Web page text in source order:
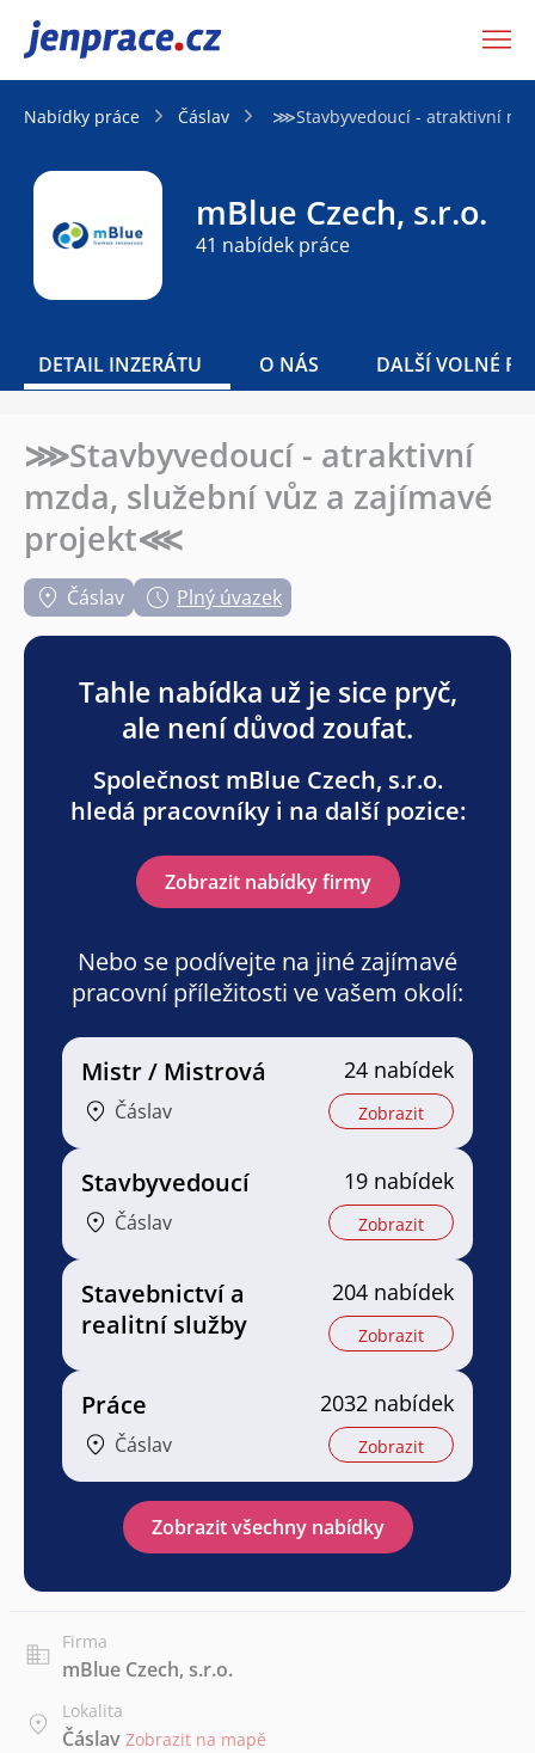
JenPráce.cz
Nabídky práce Čáslav ⋙Stavbyvedoucí - atraktivní
mBlue Czech, s.r.o.
41 nabídek práce
DETAIL INZERÁTU O NÁS DALŠÍ VOLNÉ
⋙Stavbyvedoucí - atraktivní
mzda, služební vůz a zajímavé
projekt⋘
Čáslav Plný úvazek
Tahle nabídka už je sice pryč,
ale není důvod zoufat.
Společnost mBlue Czech, s.r.o.
hledá pracovníky i na další pozice:
Zobrazit nabídky firmy
Nebo se podívejte na jiné zajímavé
pracovní příležitosti ve vašem okolí:
Mistr / Mistrová
Čáslav
24 nabídek
Zobrazit
Stavbyvedoucí
Čáslav
19 nabídek
Zobrazit
Stavebnictví a
realitní služby
204 nabídek
Zobrazit
Práce
Čáslav
2032 nabídek
Zobrazit
Zobrazit všechny nabídky
Firma
mBlue Czech, s.r.o.
Lokalita
Čáslav Zobrazit na mapě